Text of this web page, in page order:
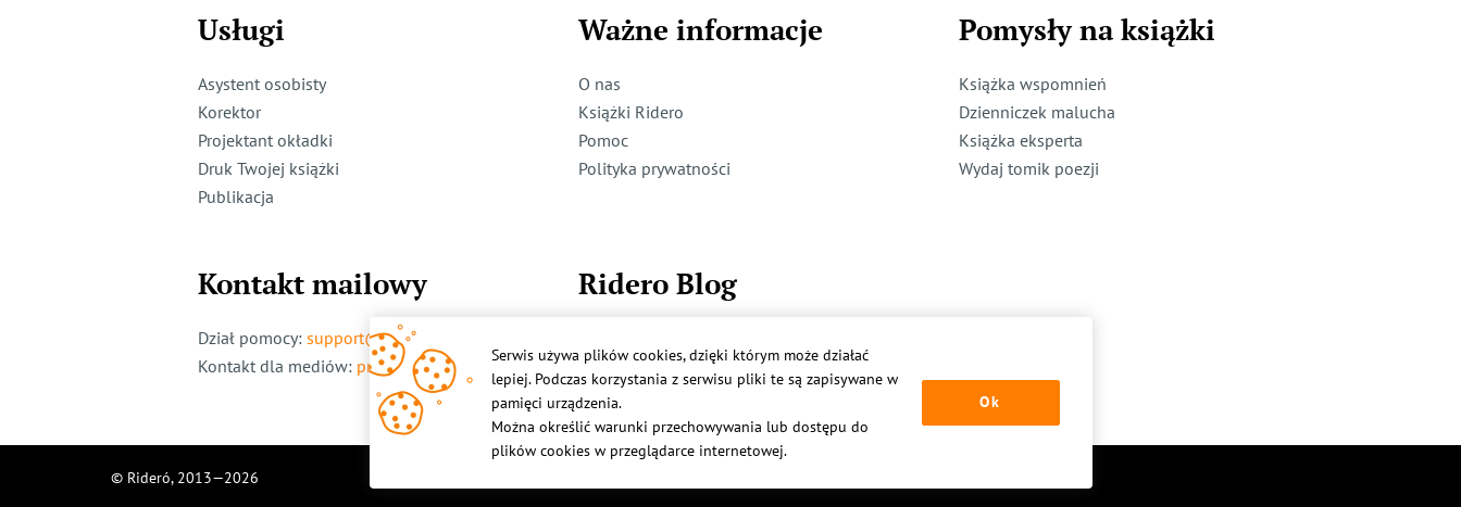
Usługi
Asystent osobisty
Korektor
Projektant okładki
Druk Twojej książki
Publikacja
Ważne informacje
O nas
Książki Ridero
Pomoc
Polityka prywatności
Pomysły na książki
Książka wspomnień
Dzienniczek malucha
Książka eksperta
Wydaj tomik poezji
Kontakt mailowy
Dział pomocy: support@ridero.pl
Kontakt dla mediów: pr@ridero.pl
Ridero Blog
Więcej
© Rideró, 2013—2026
Serwis używa plików cookies, dzięki którym może działać
lepiej. Podczas korzystania z serwisu pliki te są zapisywane w
pamięci urządzenia.
Można określić warunki przechowywania lub dostępu do
plików cookies w przeglądarce internetowej.
Ok